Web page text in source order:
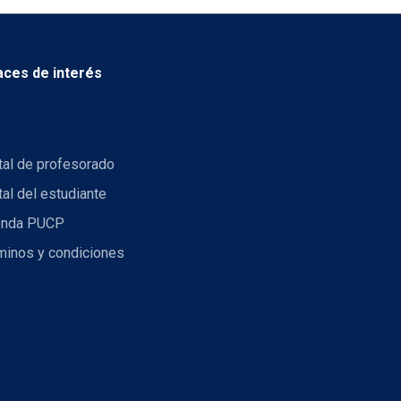
de interés
de profesorado
del estudiante
PUCP
y condiciones